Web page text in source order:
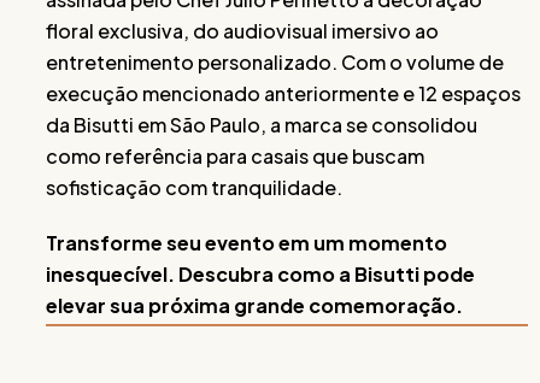
floral exclusiva, do audiovisual imersivo ao
entretenimento personalizado. Com o volume de
execução mencionado anteriormente e 12 espaços
da Bisutti em São Paulo, a marca se consolidou
como referência para casais que buscam
sofisticação com tranquilidade.
Transforme seu evento em um momento
inesquecível. Descubra como a Bisutti pode
elevar sua próxima grande comemoração.